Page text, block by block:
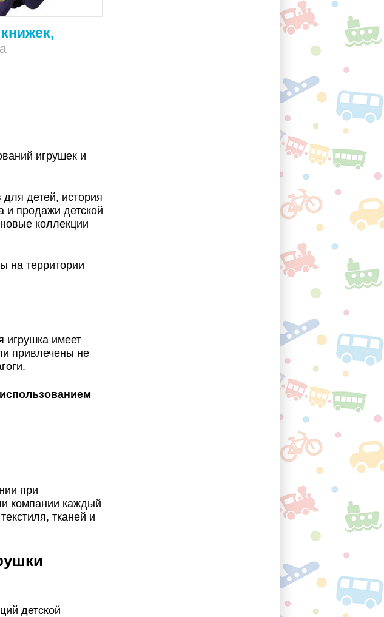
игрушек и
детей, история
и продажи детской
коллекции
на территории
игрушка имеет
привлечены не
при
компании каждый
тканей и
детской